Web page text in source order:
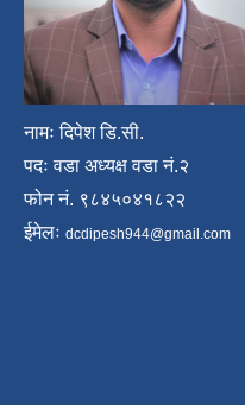
नामः दिपेश डि.सी.
पदः वडा अध्यक्ष वडा नं.२
फोन नं. ९८४५०४१८२२
ईमेलः dcdipesh944@gmail.com